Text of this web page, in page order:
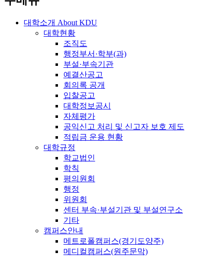
대학소개 About KDU
대학현황
조직도
행정부서·학부(과)
부설·부속기관
예결산공고
회의록 공개
입찰공고
대학정보공시
자체평가
공익신고 처리 및 신고자 보호 제도
적립금 운용 현황
대학규정
학교법인
학칙
평의원회
행정
위원회
센터 부속·부설기관 및 부설연구소
기타
캠퍼스안내
메트로폴캠퍼스(경기도양주)
메디컬캠퍼스(원주문막)